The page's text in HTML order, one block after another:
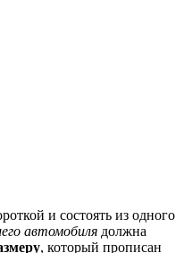
и состоять из одного
автомобиля должна
, который прописан